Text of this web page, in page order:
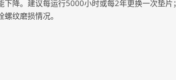
降。建议每运行5000小时或每2年更换一次垫
纹磨损情况。